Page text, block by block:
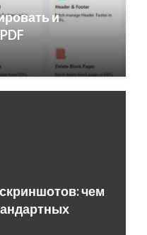
и
чем